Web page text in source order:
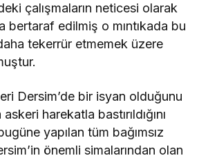
çalışmaların neticesi olarak
bertaraf edilmiş o mıntıkada bu
tekerrür etmemek üzere
Dersim’de bir isyan olduğunu
harekatla bastırıldığını
yapılan tüm bağımsız
önemli simalarından olan